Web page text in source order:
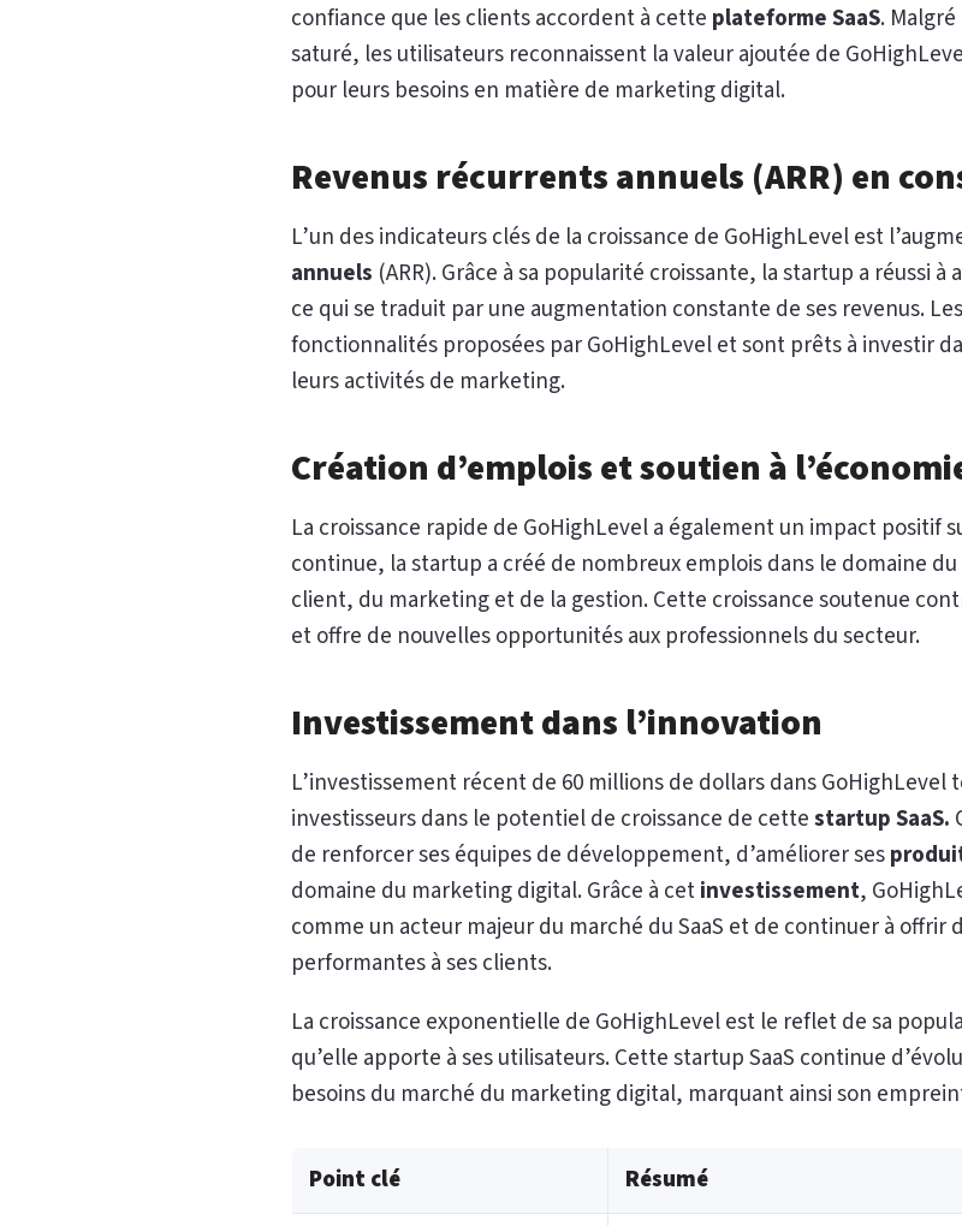
confiance que les clients accordent à cette plateforme SaaS.
saturé, les utilisateurs reconnaissent la valeur ajoutée de
pour leurs besoins en matière de marketing digital.
Revenus récurrents annuels (ARR) en
L’un des indicateurs clés de la croissance de GoHighLevel est
annuels (ARR). Grâce à sa popularité croissante, la startup a réussi
ce qui se traduit par une augmentation constante de ses revenus.
fonctionnalités proposées par GoHighLevel et sont prêts à investir
leurs activités de marketing.
Création d’emplois et soutien à
La croissance rapide de GoHighLevel a également un impact positif
continue, la startup a créé de nombreux emplois dans le domaine
client, du marketing et de la gestion. Cette croissance soutenue
et offre de nouvelles opportunités aux professionnels du secteur.
Investissement dans l’innovation
L’investissement récent de 60 millions de dollars dans GoHighLevel
investisseurs dans le potentiel de croissance de cettestartup SaaS.
de renforcer ses équipes de développement, d’améliorer ses
domaine du marketing digital. Grâce à cetinvestissement,
comme un acteur majeur du marché du SaaS et de continuer à offrir
performantes à ses clients.
La croissance exponentielle de GoHighLevel est le reflet de sa
qu’elle apporte à ses utilisateurs. Cette startup SaaS continue
besoins du marché du marketing digital, marquant ainsi son
Point clé Résumé